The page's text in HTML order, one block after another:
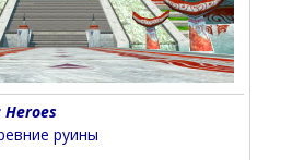
Heroes
руины